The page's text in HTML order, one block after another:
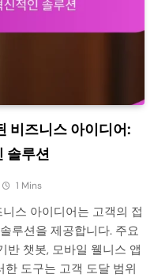
비즈니스 아이디어:
솔루션
1 Mins
스 아이디어는 고객의 접
루션을 제공합니다. 주요
반 챗봇, 모바일 웰니스 앱
도구는 고객 도달 범위